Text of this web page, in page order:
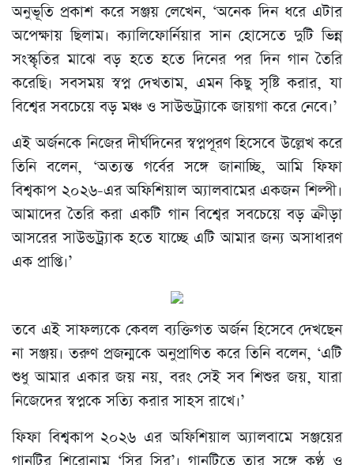
অনুভূতি প্রকাশ করে সঞ্জয় লেখেন, ‘অনেক দিন ধরে এটার
অপেক্ষায় ছিলাম। ক্যালিফোর্নিয়ার সান হোসেতে দুটি ভিন্ন
সংস্কৃতির মাঝে বড় হতে হতে দিনের পর দিন গান তৈরি
করেছি। সবসময় স্বপ্ন দেখতাম, এমন কিছু সৃষ্টি করার, যা
বিশ্বের সবচেয়ে বড় মঞ্চ ও সাউন্ডট্র্যাকে জায়গা করে নেবে।’
এই অর্জনকে নিজের দীর্ঘদিনের স্বপ্নপূরণ হিসেবে উল্লেখ করে
তিনি বলেন, ‘অত্যন্ত গর্বের সঙ্গে জানাচ্ছি, আমি ফিফা
বিশ্বকাপ ২০২৬-এর অফিশিয়াল অ্যালবামের একজন শিল্পী।
আমাদের তৈরি করা একটি গান বিশ্বের সবচেয়ে বড় ক্রীড়া
আসরের সাউন্ডট্র্যাক হতে যাচ্ছে এটি আমার জন্য অসাধারণ
এক প্রাপ্তি।’
তবে এই সাফল্যকে কেবল ব্যক্তিগত অর্জন হিসেবে দেখছেন
না সঞ্জয়। তরুণ প্রজন্মকে অনুপ্রাণিত করে তিনি বলেন, ‘এটি
শুধু আমার একার জয় নয়, বরং সেই সব শিশুর জয়, যারা
নিজেদের স্বপ্নকে সত্যি করার সাহস রাখে।’
ফিফা বিশ্বকাপ ২০২৬ এর অফিশিয়াল অ্যালবামে সঞ্জয়ের